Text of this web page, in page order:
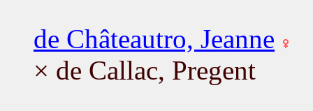
de Châteautro, Jeanne
× de Callac, Pregent